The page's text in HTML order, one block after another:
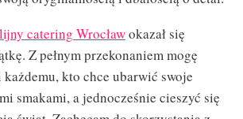
catering Wrocławokazał się
Z pełnym przekonaniem mogę
kto chce ubarwić swoje
smakami, a jednocześnie cieszyć się